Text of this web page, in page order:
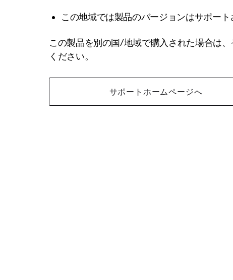
この地域では製品のバージョンはサポート
この製品を別の国/地域で購入された場合は
ください。
サポートホームページへ